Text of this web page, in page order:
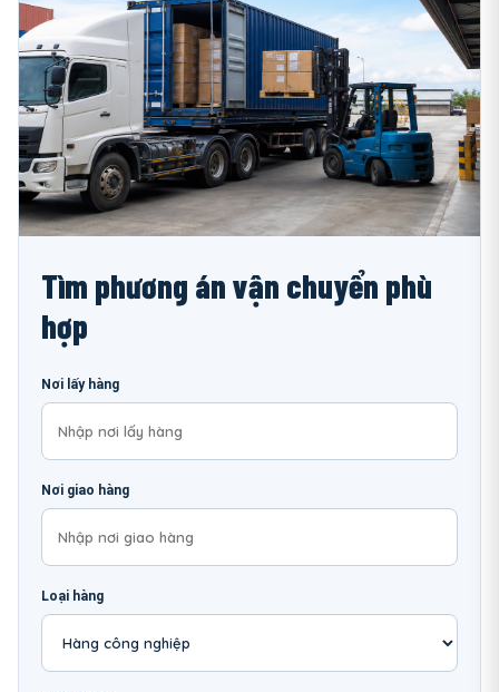
Tìm phương án vận chuyển phù
hợp
Nơi lấy hàng
Nơi giao hàng
Loại hàng